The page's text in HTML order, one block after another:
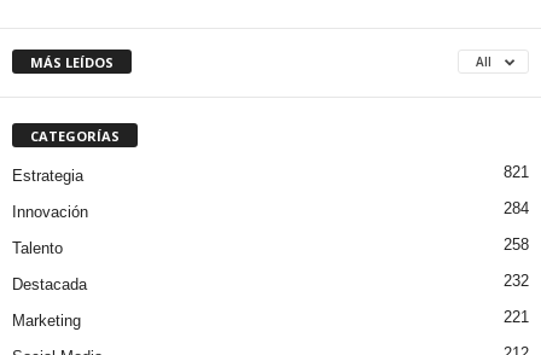
MÁS LEÍDOS All
CATEGORÍAS
Estrategia 821
Innovación 284
Talento 258
Destacada 232
Marketing 221